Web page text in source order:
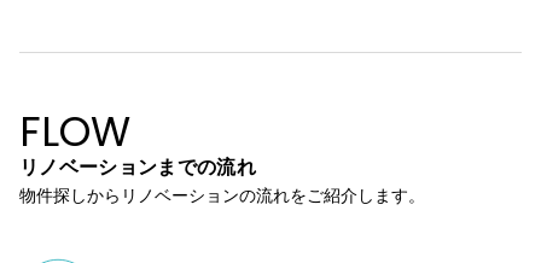
FLOW
リノベーションまでの流れ
物件探しからリノベーションの流れをご紹介します。